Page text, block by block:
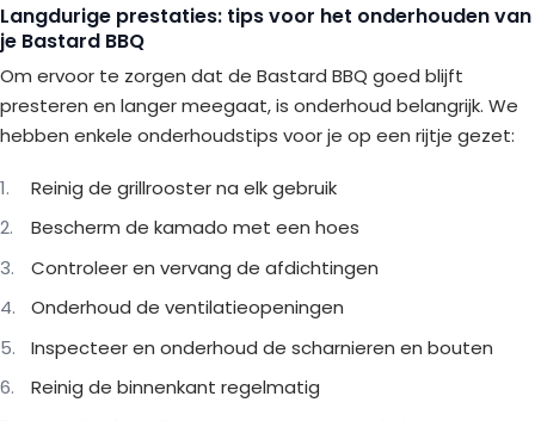
Langdurige prestaties: tips voor het onderhouden van
je Bastard BBQ
Om ervoor te zorgen dat de Bastard BBQ goed blijft
presteren en langer meegaat, is onderhoud belangrijk. We
hebben enkele onderhoudstips voor je op een rijtje gezet:
Reinig de grillrooster na elk gebruik
Bescherm de kamado met een hoes
Controleer en vervang de afdichtingen
Onderhoud de ventilatieopeningen
Inspecteer en onderhoud de scharnieren en bouten
Reinig de binnenkant regelmatig